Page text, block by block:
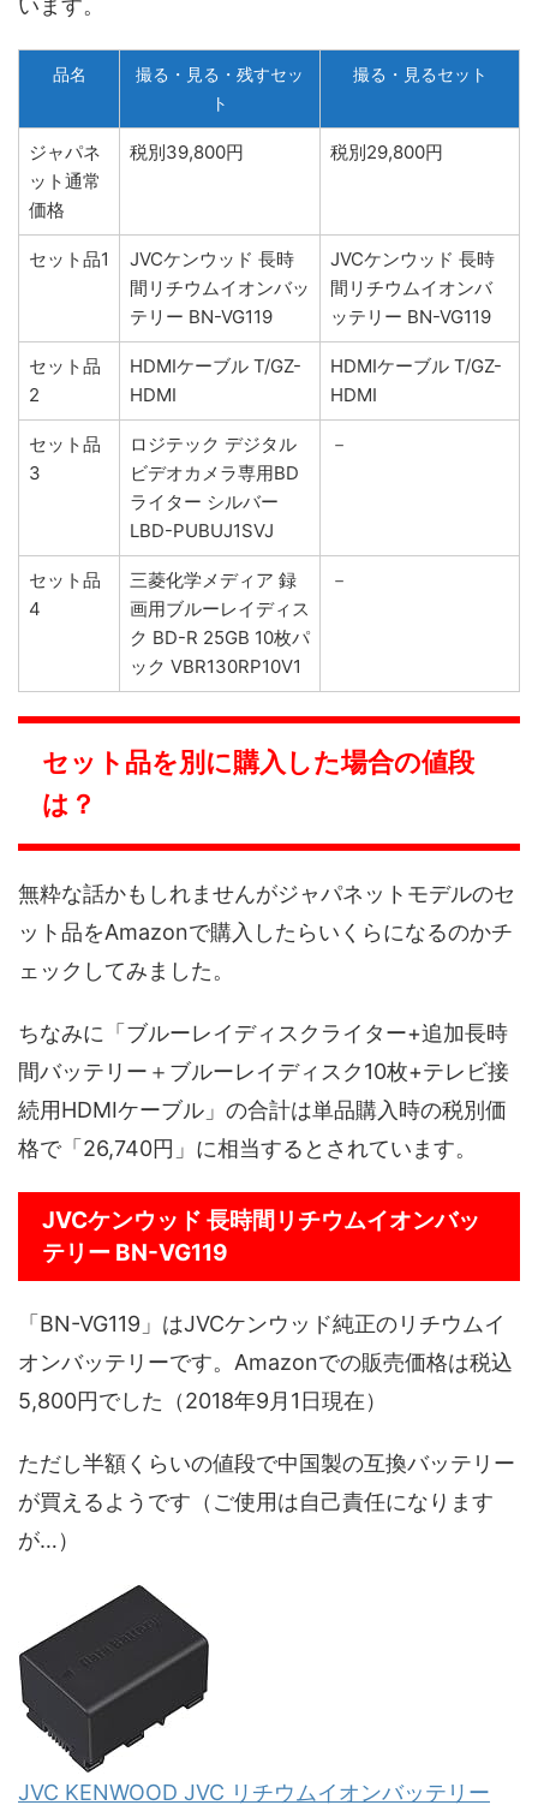
います。
品名
撮る・見る・残すセッ
ト
撮る・見るセット
ジャパネ
ット通常
価格
税別39,800円 税別29,800円
セット品1
JVCケンウッド 長時
間リチウムイオンバッ
テリー BN-VG119
JVCケンウッド 長時
間リチウムイオンバ
ッテリー BN-VG119
セット品
2
HDMIケーブル T/GZ-
HDMI
HDMIケーブル T/GZ-
HDMI
セット品
3
ロジテック デジタル
ビデオカメラ専用BD
ライター シルバー
LBD-PUBUJ1SVJ
－
セット品
4
三菱化学メディア 録
画用ブルーレイディス
ク BD-R 25GB 10枚パ
ック VBR130RP10V1
－
セット品を別に購入した場合の値段
は？
無粋な話かもしれませんがジャパネットモデルのセ
ット品をAmazonで購入したらいくらになるのかチ
ェックしてみました。
ちなみに「ブルーレイディスクライター+追加長時
間バッテリー＋ブルーレイディスク10枚+テレビ接
続用HDMIケーブル」の合計は単品購入時の税別価
格で「26,740円」に相当するとされています。
JVCケンウッド 長時間リチウムイオンバッ
テリー BN-VG119
「BN-VG119」はJVCケンウッド純正のリチウムイ
オンバッテリーです。Amazonでの販売価格は税込
5,800円でした（2018年9月1日現在）
ただし半額くらいの値段で中国製の互換バッテリー
が買えるようです（ご使用は自己責任になります
が…）
JVC KENWOOD JVC リチウムイオンバッテリー